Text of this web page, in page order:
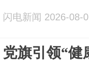
闪电新闻 2026-08-
党旗引领“健